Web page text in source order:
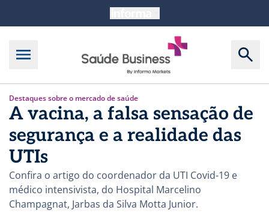
Destaques sobre o mercado de saúde
A vacina, a falsa sensação de
segurança e a realidade das
UTIs
Confira o artigo do coordenador da UTI Covid-19 e
médico intensivista, do Hospital Marcelino
Champagnat, Jarbas da Silva Motta Junior.